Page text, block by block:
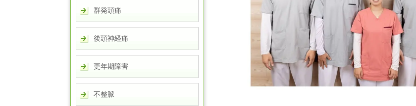
群発頭痛
後頭神経痛
更年期障害
不整脈